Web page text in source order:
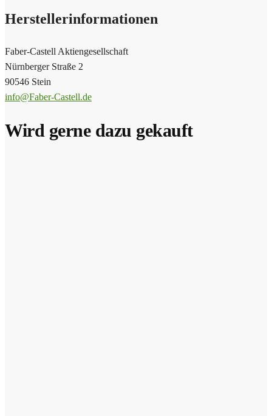
Herstellerinformationen
Faber-Castell Aktiengesellschaft
Nürnberger Straße 2
90546 Stein
info@Faber-Castell.de
Wird gerne dazu gekauft